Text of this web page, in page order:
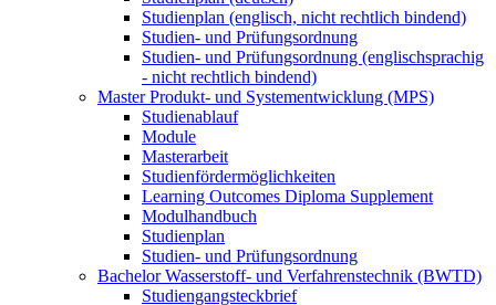
Studienplan (englisch, nicht rechtlich bindend)
Studien- und Prüfungsordnung
Studien- und Prüfungsordnung (englischsprachig
- nicht rechtlich bindend)
Master Produkt- und Systementwicklung (MPS)
Studienablauf
Module
Masterarbeit
Studienfördermöglichkeiten
Learning Outcomes Diploma Supplement
Modulhandbuch
Studienplan
Studien- und Prüfungsordnung
Bachelor Wasserstoff- und Verfahrenstechnik (BWTD)
Studiengangsteckbrief